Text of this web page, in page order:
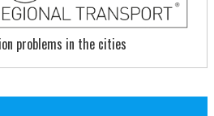
problems in the cities